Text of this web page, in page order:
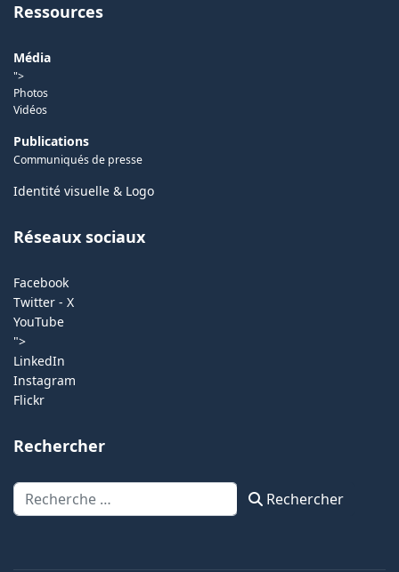
Ressources
Média
">
Photos
Vidéos
Publications
Communiqués de presse
Identité visuelle & Logo
Réseaux sociaux
Facebook
Twitter - X
YouTube
">
LinkedIn
Instagram
Flickr
Rechercher
Rechercher Rechercher